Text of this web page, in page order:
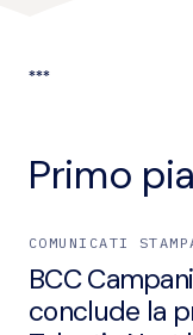
***
Primo
COMUNICATI
BCC
conclude la